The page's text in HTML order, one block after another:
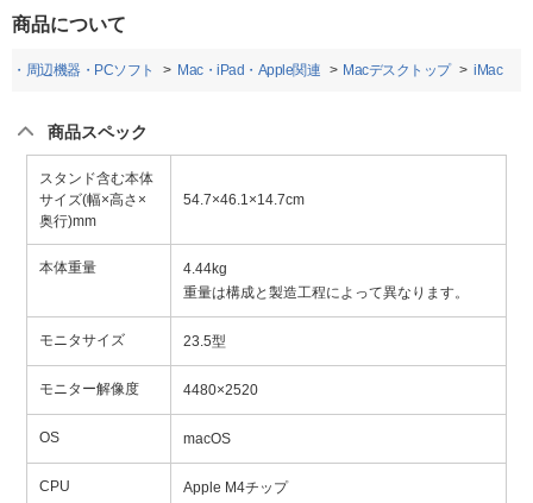
商品について
・周辺機器・PCソフト Mac・iPad・Apple関連 Macデスクトップ iMac
商品スペック
スタンド含む本体
サイズ(幅×高さ×
奥行)mm
54.7×46.1×14.7cm
本体重量
4.44kg
重量は構成と製造工程によって異なります。
モニタサイズ 23.5型
モニター解像度 4480×2520
OS macOS
CPU
Apple M4チップ